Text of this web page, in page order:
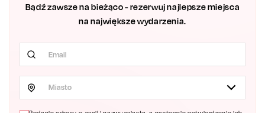
Bądź zawsze na bieżąco - rezerwuj najlepsze miejsca
na największe wydarzenia.
Miasto